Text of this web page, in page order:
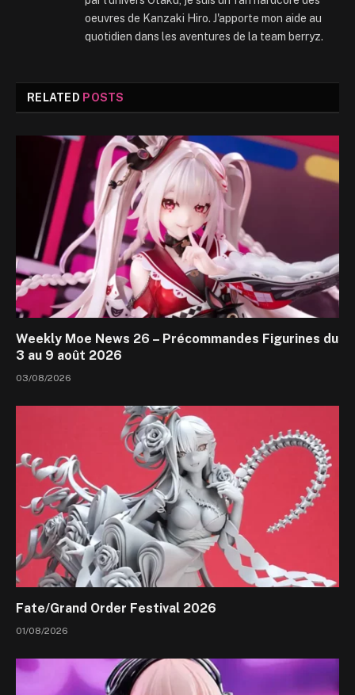
oeuvres de Kanzaki Hiro. J'apporte mon aide au
quotidien dans les aventures de la team berryz.
RELATED POSTS
Weekly Moe News 26 – Précommandes Figurines du
3 au 9 août 2026
03/08/2026
Fate/Grand Order Festival 2026
01/08/2026